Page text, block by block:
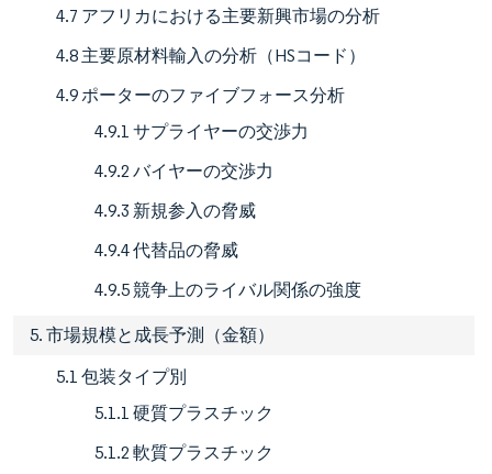
4.7 アフリカにおける主要新興市場の分析
4.8 主要原材料輸入の分析（HSコード）
4.9 ポーターのファイブフォース分析
4.9.1 サプライヤーの交渉力
4.9.2 バイヤーの交渉力
4.9.3 新規参入の脅威
4.9.4 代替品の脅威
4.9.5 競争上のライバル関係の強度
5. 市場規模と成長予測（金額）
5.1 包装タイプ別
5.1.1 硬質プラスチック
5.1.2 軟質プラスチック